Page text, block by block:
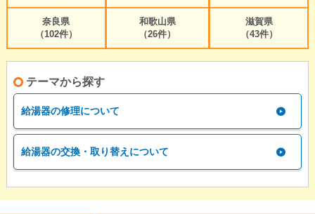
奈良県
（102件）
和歌山県
（26件）
滋賀県
（43件）
テーマから探す
給湯器の修理について
給湯器の交換・取り替えについて